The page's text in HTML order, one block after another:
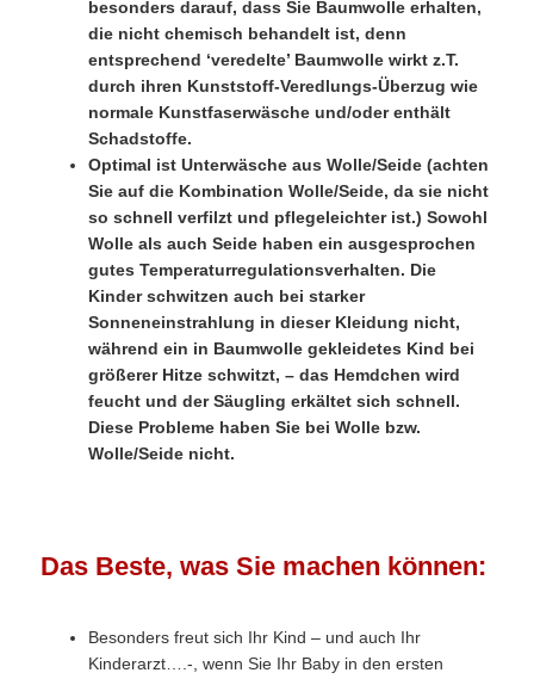
besonders darauf, dass Sie Baumwolle erhalten,
die nicht chemisch behandelt ist, denn
entsprechend ‘veredelte’ Baumwolle wirkt z.T.
durch ihren Kunststoff-Veredlungs-Überzug wie
normale Kunstfaserwäsche und/oder enthält
Schadstoffe.
Optimal ist Unterwäsche aus Wolle/Seide (achten
Sie auf die Kombination Wolle/Seide, da sie nicht
so schnell verfilzt und pflegeleichter ist.) Sowohl
Wolle als auch Seide haben ein ausgesprochen
gutes Temperaturregulationsverhalten. Die
Kinder schwitzen auch bei starker
Sonneneinstrahlung in dieser Kleidung nicht,
während ein in Baumwolle gekleidetes Kind bei
größerer Hitze schwitzt, – das Hemdchen wird
feucht und der Säugling erkältet sich schnell.
Diese Probleme haben Sie bei Wolle bzw.
Wolle/Seide nicht.
Das Beste, was Sie machen können:
Besonders freut sich Ihr Kind – und auch Ihr
Kinderarzt….-, wenn Sie Ihr Baby in den ersten